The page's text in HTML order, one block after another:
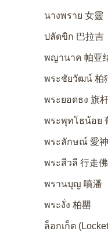
นางพราย 女靈
ปลัดขิก 巴拉吉
พญานาค 帕亚
พระชัยวัฒน์ 柏
พระยอดธง 旗
พระพุทโธน้อย
พระลักษณ์ 愛
พระสีวลี 行走佛
พรานบุญ 噴潘
พระงั่ง 柏罌
ล็อกเก็ต